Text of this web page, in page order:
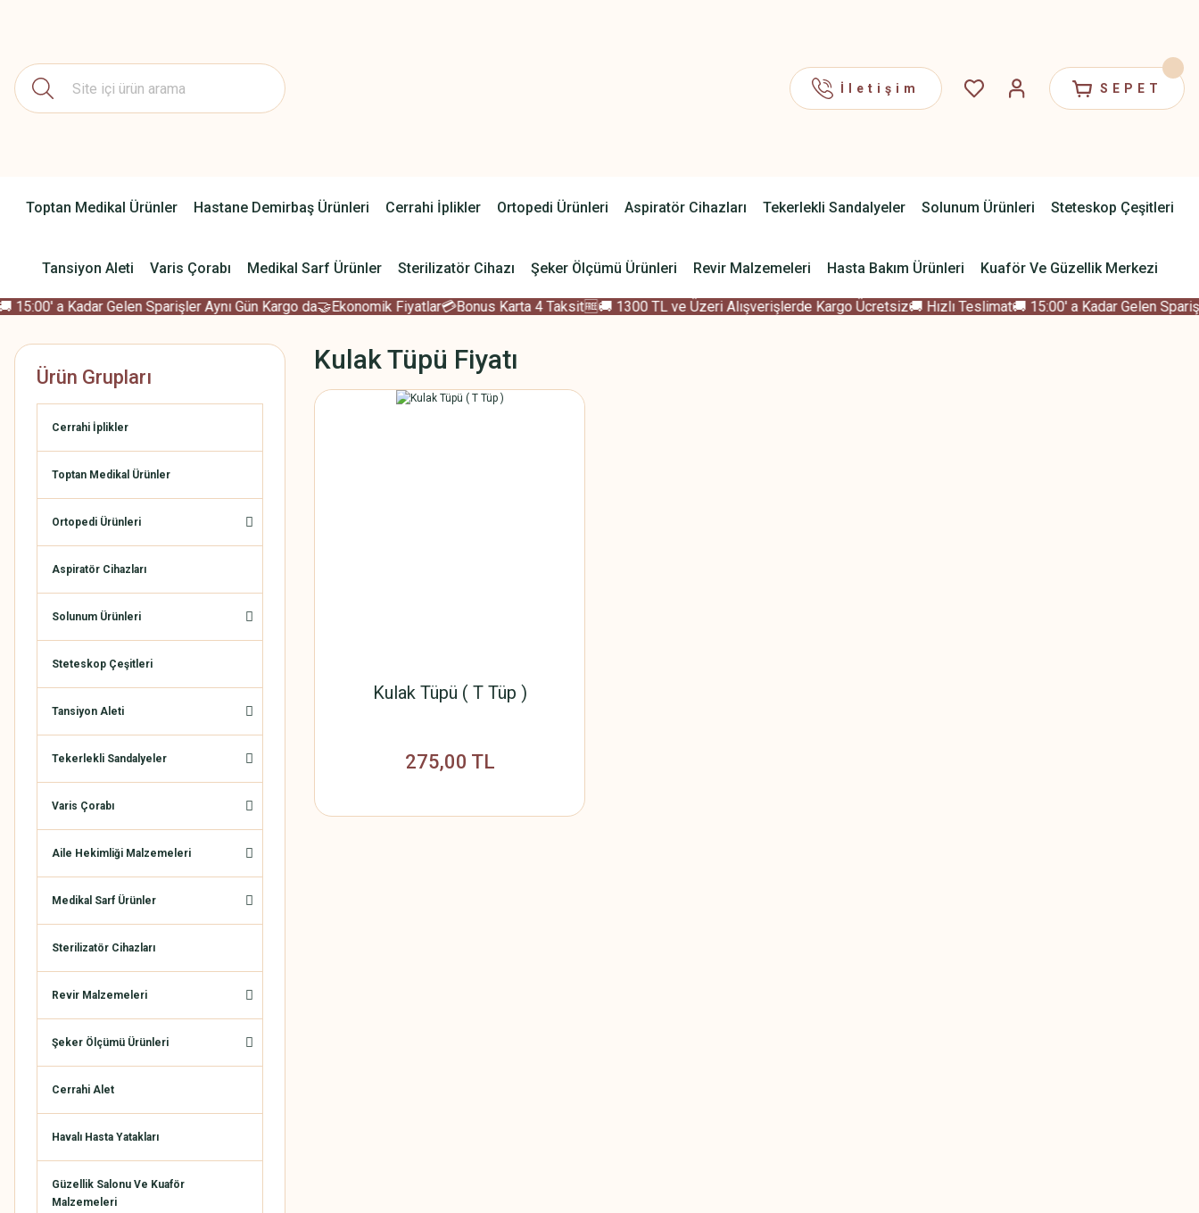
İletişim SEPET
Toptan Medikal Ürünler Hastane Demirbaş Ürünleri Cerrahi İplikler Ortopedi Ürünleri Aspiratör Cihazları Tekerlekli Sandalyeler Solunum Ürünleri Steteskop Çeşitleri
Tansiyon Aleti Varis Çorabı Medikal Sarf Ürünler Sterilizatör Cihazı Şeker Ölçümü Ürünleri Revir Malzemeleri Hasta Bakım Ürünleri Kuaför Ve Güzellik Merkezi
a Kadar Gelen Sparişler Aynı Gün Kargo da 🤝Ekonomik Fiyatlar💳Bonus Karta 4 Taksit🆓🚚 1300 TL ve Üzeri Alışverişlerde Kargo Ücretsiz🚚 Hızlı Teslimat🚚 15:00' a Kadar Gelen Sparişler
Ürün Grupları
Cerrahi İplikler
Toptan Medikal Ürünler
Ortopedi Ürünleri
Aspiratör Cihazları
Solunum Ürünleri
Steteskop Çeşitleri
Tansiyon Aleti
Tekerlekli Sandalyeler
Varis Çorabı
Aile Hekimliği Malzemeleri
Medikal Sarf Ürünler
Sterilizatör Cihazları
Revir Malzemeleri
Şeker Ölçümü Ürünleri
Cerrahi Alet
Havalı Hasta Yatakları
Güzellik Salonu Ve Kuaför
Malzemeleri
Kulak Tüpü Fiyatı
Kulak Tüpü ( T Tüp )
275,00 TL